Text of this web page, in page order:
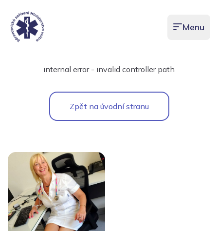
Otevřít
Menu
internal error - invalid controller path
Zpět na úvodní stranu